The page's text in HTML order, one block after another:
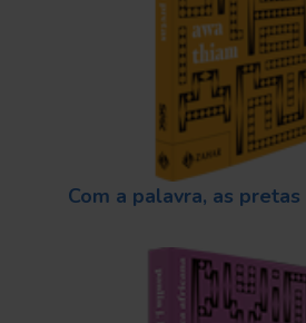
Com a palavra, as pretas